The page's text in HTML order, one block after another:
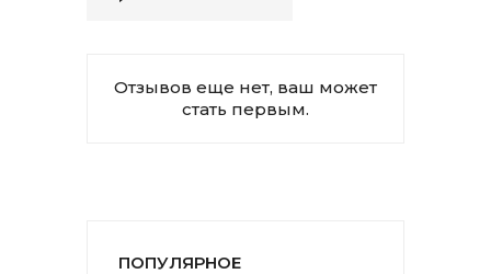
Отзывов еще нет, ваш может
стать первым.
ПОПУЛЯРНОЕ